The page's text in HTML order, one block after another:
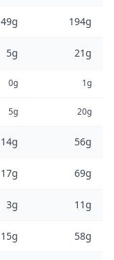
49g 194g
5g 21g
0g 1g
5g 20g
14g 56g
17g 69g
3g 11g
15g 58g